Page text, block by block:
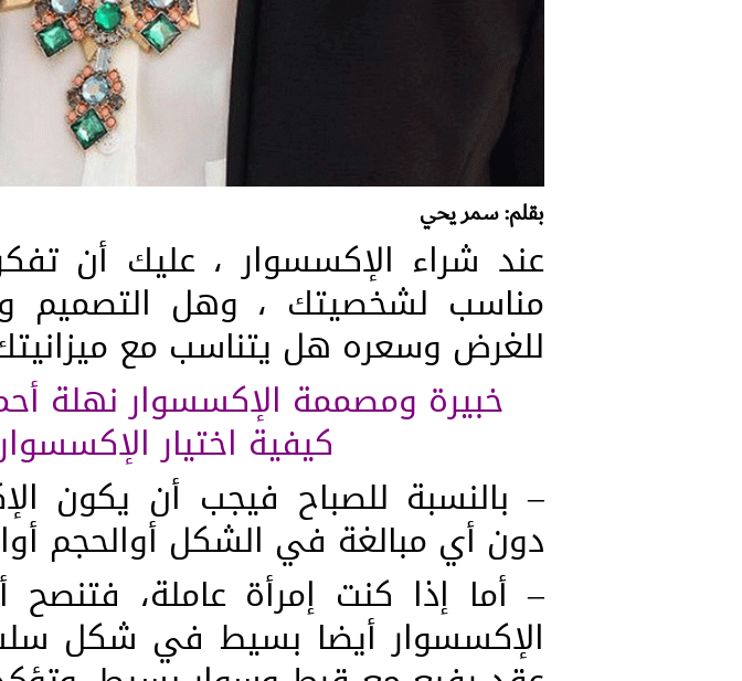
بقلم: سمر يحي
عند شراء الإكسسوار ، عليك أن
مناسب لشخصيتك ، وهل التصميم
للغرض وسعره هل يتناسب مع
خبيرة ومصممة الإكسسوار نهلة
كيفية اختيار
– بالنسبة للصباح فيجب أن يكون
دون أي مبالغة في الشكل أوالحجم
– أما إذا كنت إمرأة عاملة،
الإكسسوار أيضا بسيط في شكل